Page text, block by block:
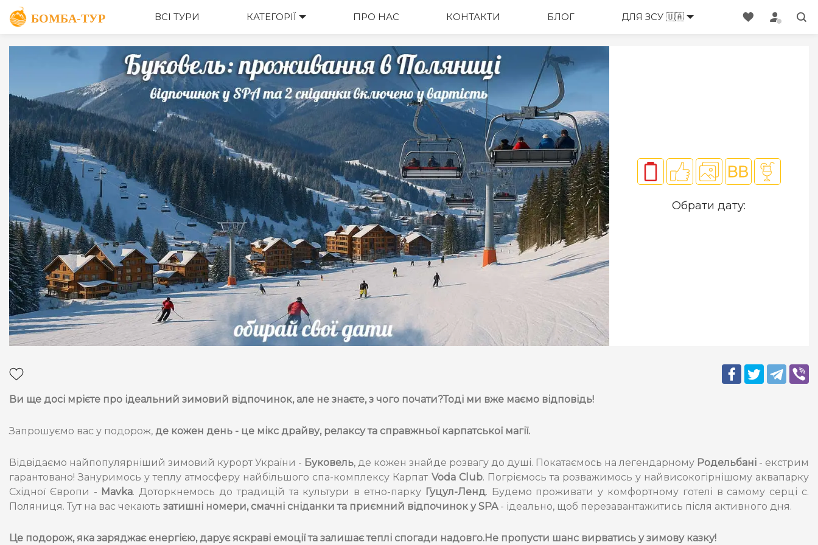
ВСІ ТУРИ КАТЕГОРІЇ ПРО НАС КОНТАКТИ БЛОГ ДЛЯ ЗСУ 🇺🇦
Обрати дату:
Ви ще досі мрієте про ідеальний зимовий відпочинок, але не знаєте, з чого почати?Тоді ми вже маємо відповідь!
Запрошуємо вас у подорож, де кожен день - це мікс драйву, релаксу та справжньої карпатської магії.
Відвідаємо найпопулярніший зимовий курорт України - Буковель, де кожен знайде розвагу до душі. Покатаємось на легендарному Родельбані - екстрим
гарантовано! Зануримось у теплу атмосферу найбільшого спа-комплексу Карпат Voda Club. Погріємось та розважимось у найвисокогірнішому аквапарку
Східної Європи - Mavka. Доторкнемось до традицій та культури в етно-парку Гуцул-Ленд. Будемо проживати у комфортному готелі в самому серці с.
Поляниця. Тут на вас чекають затишні номери, смачні сніданки та приємний відпочинок у SPA - ідеально, щоб перезавантажитись після активного дня.
Це подорож, яка заряджає енергією, дарує яскраві емоції та залишає теплі спогади надовго.Не пропусти шанс вирватись у зимову казку!
ОПИС ВАРТІСТЬ МЕНЕДЖЕРИ